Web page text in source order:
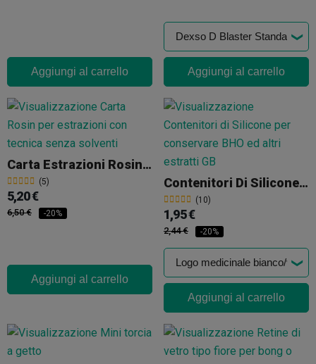
Aggiungi al carrello Aggiungi al carrello
Carta Estrazioni Rosin Qnubu
(5)
5,20 €
6,50 € -20%
Aggiungi al carrello
Contenitori Di Silicone THC
(10)
1,95 €
2,44 € -20%
Aggiungi al carrello